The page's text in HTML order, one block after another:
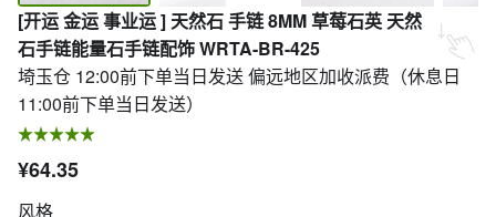
[开运 金运 事业运 ] 天然石 手链 8MM 草莓石英 天然
石手链能量石手链配饰 WRTA-BR-425
埼玉仓 12:00前下单当日发送 偏远地区加收派费（休息日
11:00前下单当日发送）
¥64.35
风格